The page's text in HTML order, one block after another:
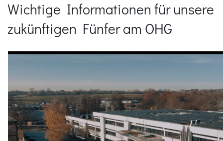
Wichtige Informationen für unsere
zukünftigen Fünfer am OHG